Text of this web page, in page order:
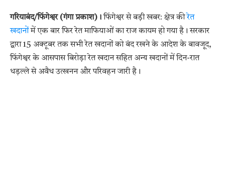
गरियाबंद/फिंगेश्वर (गंगा प्रकाश)। फिंगेश्वर से बड़ी खबर: क्षेत्र कीरेत
खदानोंमें एक बार फिर रेत माफियाओं का राज कायम हो गया है। सरकार
द्वारा 15 अक्टूबर तक सभी रेत खदानों को बंद रखने के आदेश के बावजूद,
फिंगेश्वर के आसपास बिरोड़ा रेत खदान सहित अन्य खदानों में दिन-रात
धड़ल्ले से अवैध उत्खनन और परिवहन जारी है।